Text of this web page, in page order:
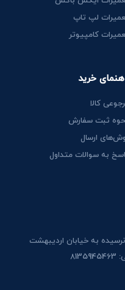
به خیابان اردیبهشت
لپ تاپ
کامپیوتر
خرید
کالا
ثبت سفارش
ارسال
به سوالات متداول